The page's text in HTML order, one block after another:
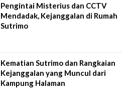
Pengintai Misterius dan CCTV
Mendadak, Kejanggalan di Rumah
Sutrimo
Kematian Sutrimo dan Rangkaian
Kejanggalan yang Muncul dari
Kampung Halaman